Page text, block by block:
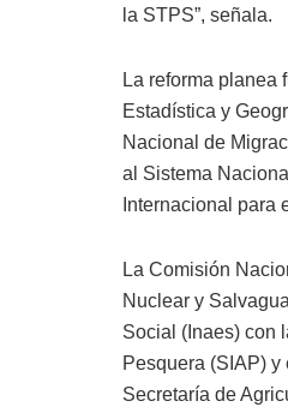
la STPS”, señala.
La reforma
Estadística y
Nacional de
al Sistema
Internacional para
La Comisión
Nuclear y
Social (Inaes) con
Pesquera (SIAP)
Secretaría de